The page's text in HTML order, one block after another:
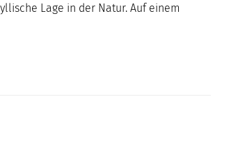
Lage in der Natur. Auf einem